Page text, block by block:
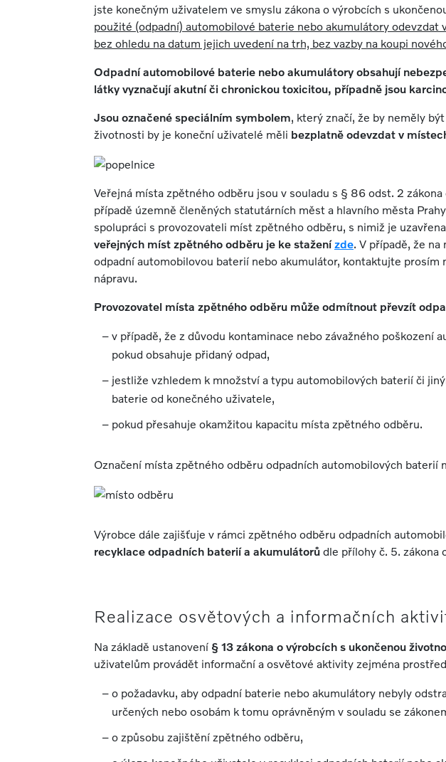
jste konečným uživatelem ve smyslu zákona o výrobcích s
použité (odpadní) automobilové baterie nebo akumulátory
bez ohledu na datum jejich uvedení na trh, bez vazby na koupi
Odpadní automobilové baterie nebo akumulátory obsahují
látky vyznačují akutní či chronickou toxicitou, případně jsou
Jsou označené speciálním symbolem, který značí, že by neměly
životnosti by je koneční uživatelé měli bezplatně odevzdat v
Veřejná místa zpětného odběru jsou v souladu s § 86 odst. 2
případě územně členěných statutárních měst a hlavního města
spolupráci s provozovateli míst zpětného odběru, s nimiž je
veřejných míst zpětného odběru je ke stažení zde. V případě, že
odpadní automobilovou baterií nebo akumulátor, kontaktujte prosím
nápravu.
Provozovatel místa zpětného odběru může odmítnout převzít
v případě, že z důvodu kontaminace nebo závažného
pokud obsahuje přidaný odpad,
jestliže vzhledem k množství a typu automobilových baterií či
baterie od konečného uživatele,
pokud přesahuje okamžitou kapacitu místa zpětného odběru.
Označení místa zpětného odběru odpadních automobilových baterií
Výrobce dále zajišťuje v rámci zpětného odběru odpadních
recyklace odpadních baterií a akumulátorů dle přílohy č. 5. zákona
Realizace osvětových a informačních
Na základě ustanovení § 13 zákona o výrobcích s ukončenou
uživatelům provádět informační a osvětové aktivity zejména
o požadavku, aby odpadní baterie nebo akumulátory nebyly
určených nebo osobám k tomu oprávněným v souladu se
o způsobu zajištění zpětného odběru,